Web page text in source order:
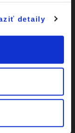
detaily